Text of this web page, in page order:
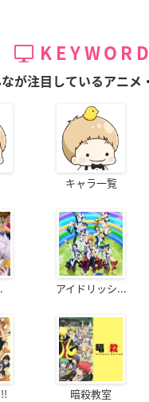
が注目しているアニメ
キャラ一覧
アイドリッシ...
暗殺教室